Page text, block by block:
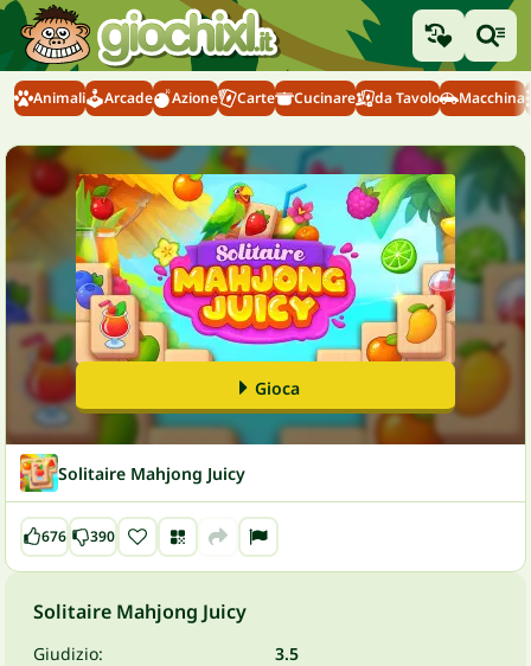
Animali Arcade Azione Carte Cucinare da Tavolo Macchina
Gioca
Solitaire Mahjong Juicy
676 390
Solitaire Mahjong Juicy
Giudizio:
3.5